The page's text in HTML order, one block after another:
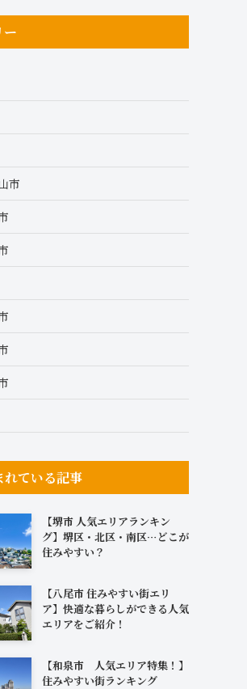
ー
市
れている記事
【堺市 人気エリアランキン
グ】堺区・北区・南区…どこが
住みやすい？
【八尾市 住みやすい街エリ
ア】快適な暮らしができる人気
エリアをご紹介！
【和泉市 人気エリア特集！】
住みやすい街ランキング